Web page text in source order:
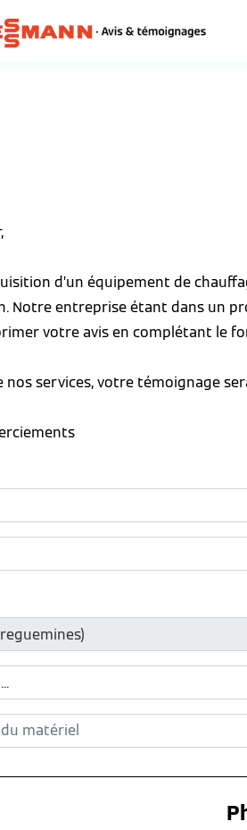
d’un équipement de
Notre entreprise étant dans un
votre avis en complétant le
nos services, votre témoignage